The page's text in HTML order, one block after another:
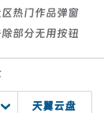
热门作品弹窗
部分无用按钮
天翼云盘